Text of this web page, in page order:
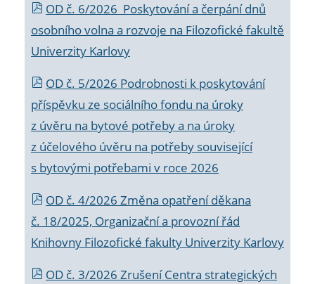
OD č. 6/2026 Poskytování a čerpání dnů
osobního volna a rozvoje na Filozofické fakultě
Univerzity Karlovy
OD č. 5/2026 Podrobnosti k poskytování
příspěvku ze sociálního fondu na úroky
z úvěru na bytové potřeby a na úroky
z účelového úvěru na potřeby související
s bytovými potřebami v roce 2026
OD č. 4/2026 Změna opatření děkana
č. 18/2025, Organizační a provozní řád
Knihovny Filozofické fakulty Univerzity Karlovy
OD č. 3/2026 Zrušení Centra strategických